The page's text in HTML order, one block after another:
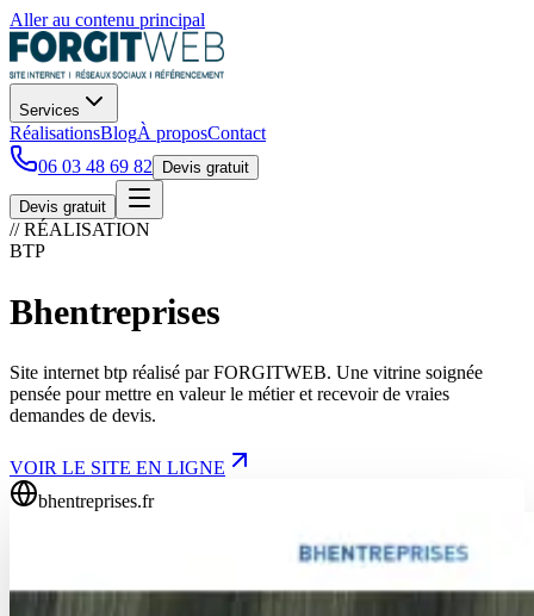
Aller au contenu principal
Services
RéalisationsBlogÀ proposContact
06 03 48 69 82
Devis gratuit
Devis gratuit
// RÉALISATION
BTP
Bhentreprises
Site internet btp réalisé par FORGITWEB. Une vitrine soignée
pensée pour mettre en valeur le métier et recevoir de vraies
demandes de devis.
VOIR LE SITE EN LIGNE
bhentreprises.fr